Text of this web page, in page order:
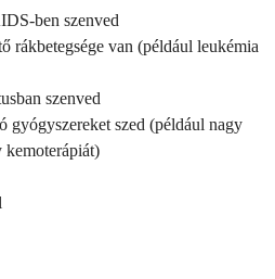
ben szenved
rákbetegsége van (például leukémia
szenved
gyógyszereket szed (például nagy
kemoterápiát)